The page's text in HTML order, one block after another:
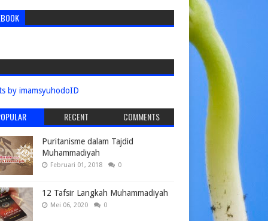
by imamsyuhodoID
RECENT COMMENTS
Puritanisme dalam Tajdid
Muhammadiyah
Februari 01, 2018 0
12 Tafsir Langkah Muhammadiyah
Mei 06, 2020 0